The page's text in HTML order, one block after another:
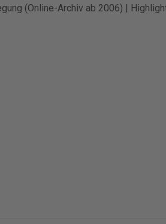
(Online-Archiv ab 2006) |